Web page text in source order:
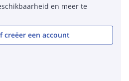
en meer te
creëer een account